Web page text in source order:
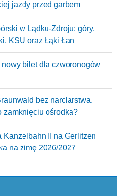
jazdy przed garbem
w Lądku-Zdroju: góry,
KSU oraz Łąki Łan
nowy bilet dla czworonogów
bez narciarstwa.
zamknięciu ośrodka?
Kanzelbahn II na Gerlitzen
na zimę 2026/2027